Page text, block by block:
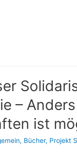
– Anders
ist
, Bücher, Projekt